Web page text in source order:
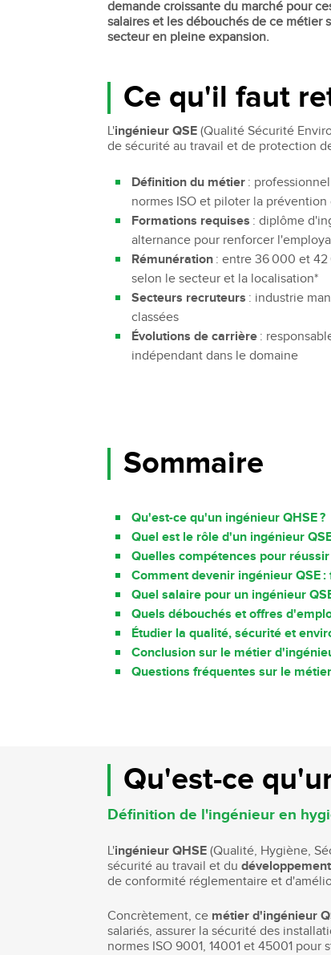
demande croissante du marché pour
salaires et les débouchés de ce métier
secteur en pleine expansion.
Ce qu'il faut
L'ingénieur QSE (Qualité Sécurité
de sécurité au travail et de protection
Définition du métier :
normes ISO et piloter la
Formations requises : diplôme
alternance pour renforcer
Rémunération : entre 36 000 et
selon le secteur et la localisation*
Secteurs recruteurs : industrie
classées
Évolutions de carrière :
indépendant dans le domaine
Sommaire
Qu'est-ce qu'un ingénieur QHSE ?
Quel est le rôle d'un ingénieur
Quelles compétences pour
Comment devenir ingénieur QSE
Quel salaire pour un ingénieur
Quels débouchés et offres
Étudier la qualité, sécurité et
Conclusion sur le métier
Questions fréquentes sur le
Qu'est-ce
Définition de l'ingénieur en
L'ingénieur QHSE (Qualité, Hygiène,
sécurité au travail et du
de conformité réglementaire et
Concrètement, ce métier d'ingénieur
salariés, assurer la sécurité des
normes ISO 9001, 14001 et 45001
Le programme
Projets et voyages
Bachelor Commerce
Bachelor Marketing digital
Bachelor
Bachelor Communication
Marketing d'influence et
Environnement
Bachelor Luxe –
Commercial et Marketing